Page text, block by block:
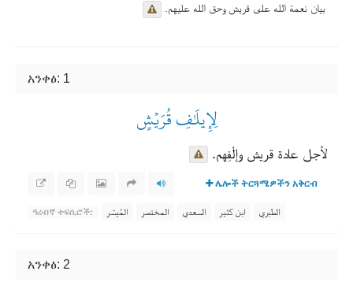
بيان نعمة الله على قريش وحق الله عليهم.
አንቀፅ: 1
لِإِيلَٰفِ قُرَيۡشٍ
لأجل عادة قريش وإلْفِهم.
ሌሎች ትርጓሜዎችን አቅርብ
ዓረብኛ ተፍሲሮች: المُيسَّر المختصر السعدي ابن كثير الطبري
አንቀፅ: 2